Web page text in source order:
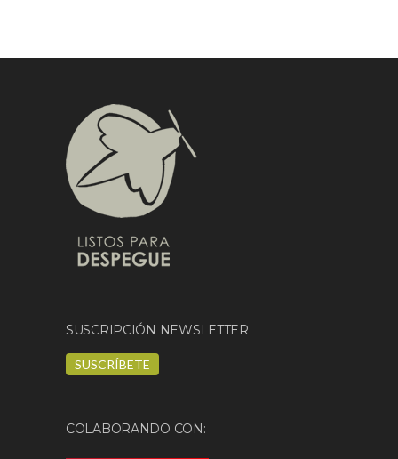
SUSCRIPCIÓN NEWSLETTER
SUSCRÍBETE
COLABORANDO CON: